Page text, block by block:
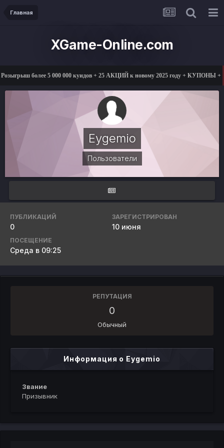
Главная
XGame-Online.com
более 5 000 000 куидов + 25 АКЦИЙ к новому 2025 году + КУПОНЫ
Eygemio
Пользователи
ПУБЛИКАЦИЙ
0
ЗАРЕГИСТРИРОВАН
10 июня
ПОСЕЩЕНИЕ
Среда в 09:25
РЕПУТАЦИЯ
0
Обычный
Информация о Eygemio
Звание
Призывник